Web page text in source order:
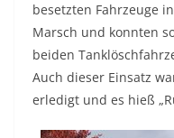
besetzten Fahrzeuge
Marsch und konnten
beiden
Auch dieser Einsatz
erledigt und es hieß